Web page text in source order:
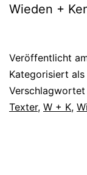
Wieden +
Veröffentlicht
Kategorisiert als
Texter, W + K,